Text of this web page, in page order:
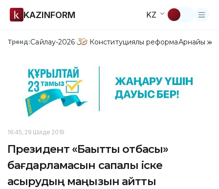
KAZINFORM KZ
Тренд:Сайлау-2026 Конституциялық реформаАрнайы
16:45, 29 Шілде 2019
Президент «Бақытты отбасы»
бағдарламасын сапалы іске
асырудың маңызын айтты